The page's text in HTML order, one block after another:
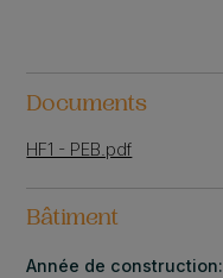
Documents
HF1 - PEB.pdf
Bâtiment
Année de construction: